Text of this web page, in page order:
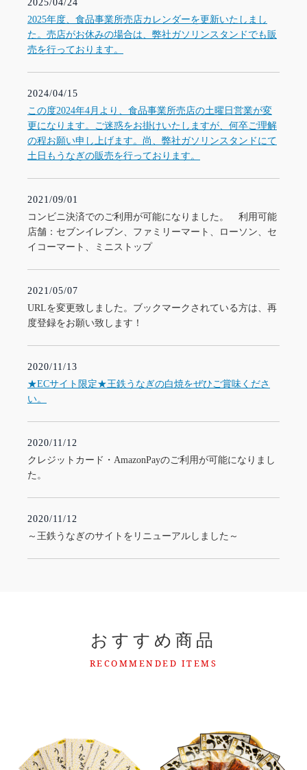
2025/04/24
2025年度、食品事業所売店カレンダーを更新いたしまし
た。売店がお休みの場合は、弊社ガソリンスタンドでも販
売を行っております。
2024/04/15
この度2024年4月より、食品事業所売店の土曜日営業が変
更になります。ご迷惑をお掛けいたしますが、何卒ご理解
の程お願い申し上げます。尚、弊社ガソリンスタンドにて
土日もうなぎの販売を行っております。
2021/09/01
コンビニ決済でのご利用が可能になりました。 利用可能
店舗：セブンイレブン、ファミリーマート、ローソン、セ
イコーマート、ミニストップ
2021/05/07
URLを変更致しました。ブックマークされている方は、再
度登録をお願い致します！
2020/11/13
★ECサイト限定★王鉄うなぎの白焼をぜひご賞味くださ
い。
2020/11/12
クレジットカード・AmazonPayのご利用が可能になりまし
た。
2020/11/12
～王鉄うなぎのサイトをリニューアルしました～
おすすめ商品
RECOMMENDED ITEMS